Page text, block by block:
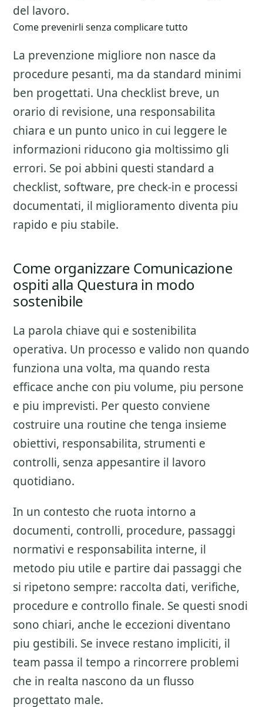
del lavoro.
Come prevenirli senza complicare tutto
La prevenzione migliore non nasce da
procedure pesanti, ma da standard minimi
ben progettati. Una checklist breve, un
orario di revisione, una responsabilita
chiara e un punto unico in cui leggere le
informazioni riducono gia moltissimo gli
errori. Se poi abbini questi standard a
checklist, software, pre check-in e processi
documentati, il miglioramento diventa piu
rapido e piu stabile.
Come organizzare Comunicazione
ospiti alla Questura in modo
sostenibile
La parola chiave qui e sostenibilita
operativa. Un processo e valido non quando
funziona una volta, ma quando resta
efficace anche con piu volume, piu persone
e piu imprevisti. Per questo conviene
costruire una routine che tenga insieme
obiettivi, responsabilita, strumenti e
controlli, senza appesantire il lavoro
quotidiano.
In un contesto che ruota intorno a
documenti, controlli, procedure, passaggi
normativi e responsabilita interne, il
metodo piu utile e partire dai passaggi che
si ripetono sempre: raccolta dati, verifiche,
procedure e controllo finale. Se questi snodi
sono chiari, anche le eccezioni diventano
piu gestibili. Se invece restano impliciti, il
team passa il tempo a rincorrere problemi
che in realta nascono da un flusso
progettato male.